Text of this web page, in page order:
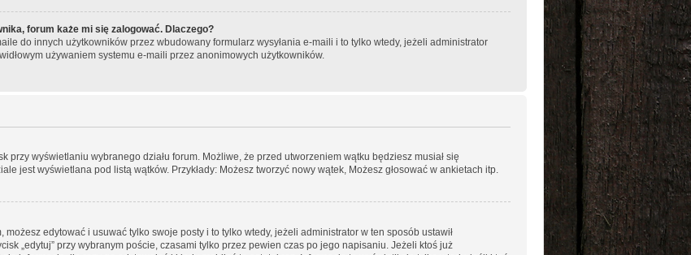
forum każe mi się zalogować. Dlaczego?
do innych użytkowników przez wbudowany formularz wysyłania e-maili i to tylko wtedy, jeżeli administrator
używaniem systemu e-maili przez anonimowych użytkowników.
przy wyświetlaniu wybranego działu forum. Możliwe, że przed utworzeniem wątku będziesz musiał się
jest wyświetlana pod listą wątków. Przykłady: Możesz tworzyć nowy wątek, Możesz głosować w ankietach itp.
edytować i usuwać tylko swoje posty i to tylko wtedy, jeżeli administrator w ten sposób ustawił
„edytuj” przy wybranym poście, czasami tylko przez pewien czas po jego napisaniu. Jeżeli ktoś już